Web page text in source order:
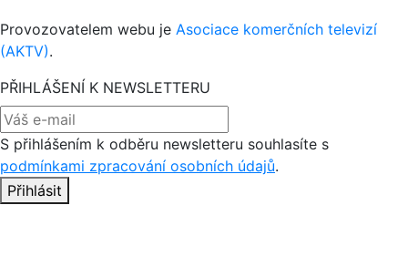
Provozovatelem webu je Asociace komerčních televizí
(AKTV).
PŘIHLÁŠENÍ K NEWSLETTERU
S přihlášením k odběru newsletteru souhlasíte s
podmínkami zpracování osobních údajů.
Přihlásit